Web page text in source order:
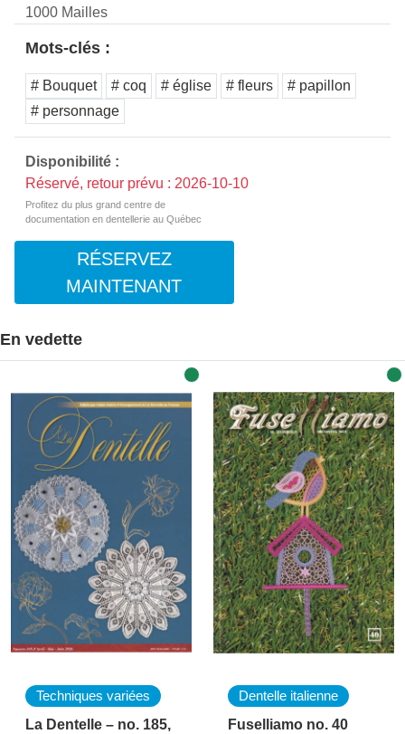
1000 Mailles
Mots-clés :
# Bouquet # coq # église # fleurs
# papillon
# personnage
Disponibilité :
Réservé, retour prévu : 2026-10-10
Profitez du plus grand centre de
documentation en dentellerie au Québec
RÉSERVEZ
MAINTENANT
En vedette
Techniques variées
La Dentelle – no. 185,
Dentelle italienne
Fuselliamo no. 40